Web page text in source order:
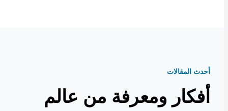
المقالات
ومعرفة من عالم